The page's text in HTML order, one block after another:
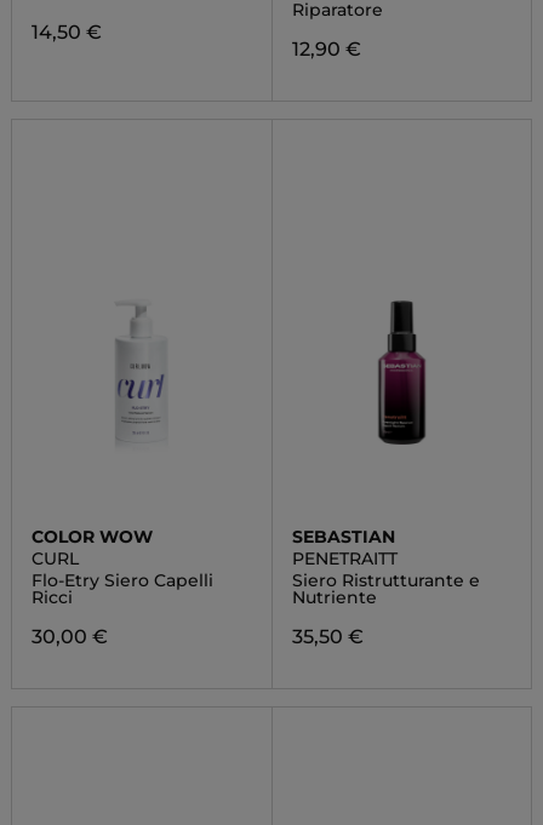
14,50 €
Riparatore
12,90 €
COLOR WOW
CURL
Flo-Etry Siero Capelli
Ricci
30,00 €
SEBASTIAN
PENETRAITT
Siero Ristrutturante e
Nutriente
35,50 €